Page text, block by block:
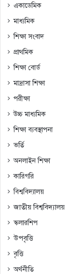
একাডেমিক
মাধ্যমিক
শিক্ষা সংবাদ
প্রাথমিক
শিক্ষা বোর্ড
মাদ্রাসা শিক্ষা
পরীক্ষা
উচ্চ মাধ্যমিক
শিক্ষা ব্যবস্থাপনা
ভর্তি
অনলাইন শিক্ষা
কারিগরি
বিশ্ববিদ্যালয়
জাতীয় বিশ্ববিদ্যালয়
স্কলারশিপ
উপবৃত্তি
বৃত্তি
অর্থনীতি